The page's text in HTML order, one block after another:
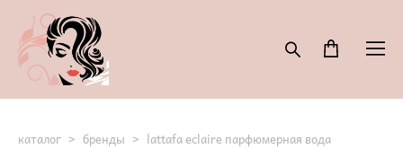
каталог > бренды > lattafa eclaire парфюмерная вода